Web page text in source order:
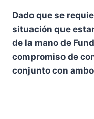
Dado que se
situación que
de la mano de
compromiso de
conjunto con